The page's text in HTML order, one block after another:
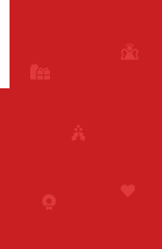
Auswahl Steuerzone /